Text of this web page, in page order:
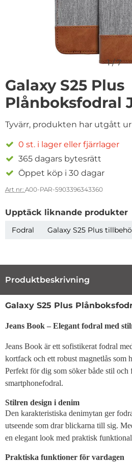
1/7
Galaxy S25 Plus
Plånboksfodral
Tyvärr, produkten har utgått
0 st. i lager eller fjärrlager
365 dagars bytesrätt
Öppet köp i 30 dagar
Art nr: A00-PAR-5903396343360
Upptäck liknande produkter
Fodral Galaxy S25 Plus
Produktbeskrivning
Galaxy S25 Plus
Jeans Book – Elegant fodral med
Jeans Book är ett sofistikerat fodral
kortfack och ett robust magnetlås som
Perfekt för dig som söker både stil och
smartphonefodral.
Stilren design i denim
Den karakteristiska denimytan ger
utseende som drar blickarna till sig.
en elegant look med praktisk
Praktiska funktioner för vardagen